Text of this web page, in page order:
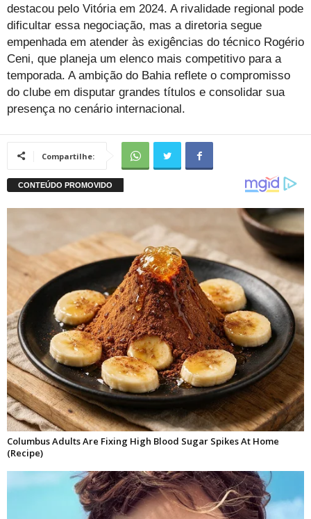
destacou pelo Vitória em 2024. A rivalidade regional pode
dificultar essa negociação, mas a diretoria segue
empenhada em atender às exigências do técnico Rogério
Ceni, que planeja um elenco mais competitivo para a
temporada. A ambição do Bahia reflete o compromisso
do clube em disputar grandes títulos e consolidar sua
presença no cenário internacional.
Compartilhe: